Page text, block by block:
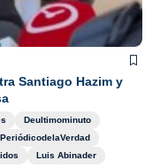
Santiago Hazim y
Deultimominuto
Luis Abinader